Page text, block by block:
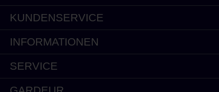
KUNDENSERVICE
INFORMATIONEN
SERVICE